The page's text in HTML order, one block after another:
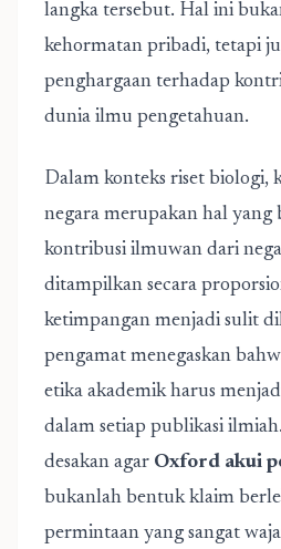
langka tersebut. Hal ini
kehormatan pribadi, tetapi
penghargaan terhadap
dunia ilmu pengetahuan.
Dalam konteks riset biologi,
negara merupakan hal yang
kontribusi ilmuwan dari
ditampilkan secara
ketimpangan menjadi sulit
pengamat menegaskan
etika akademik harus
dalam setiap publikasi
desakan agar Oxford akui
bukanlah bentuk klaim
permintaan yang sangat